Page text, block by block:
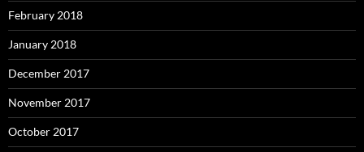
February 2018
January 2018
December 2017
November 2017
October 2017